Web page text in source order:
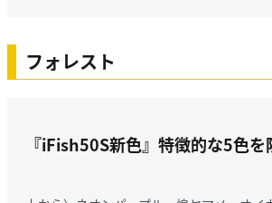
フォレスト
『iFish50S新色』 特徴的な5色を